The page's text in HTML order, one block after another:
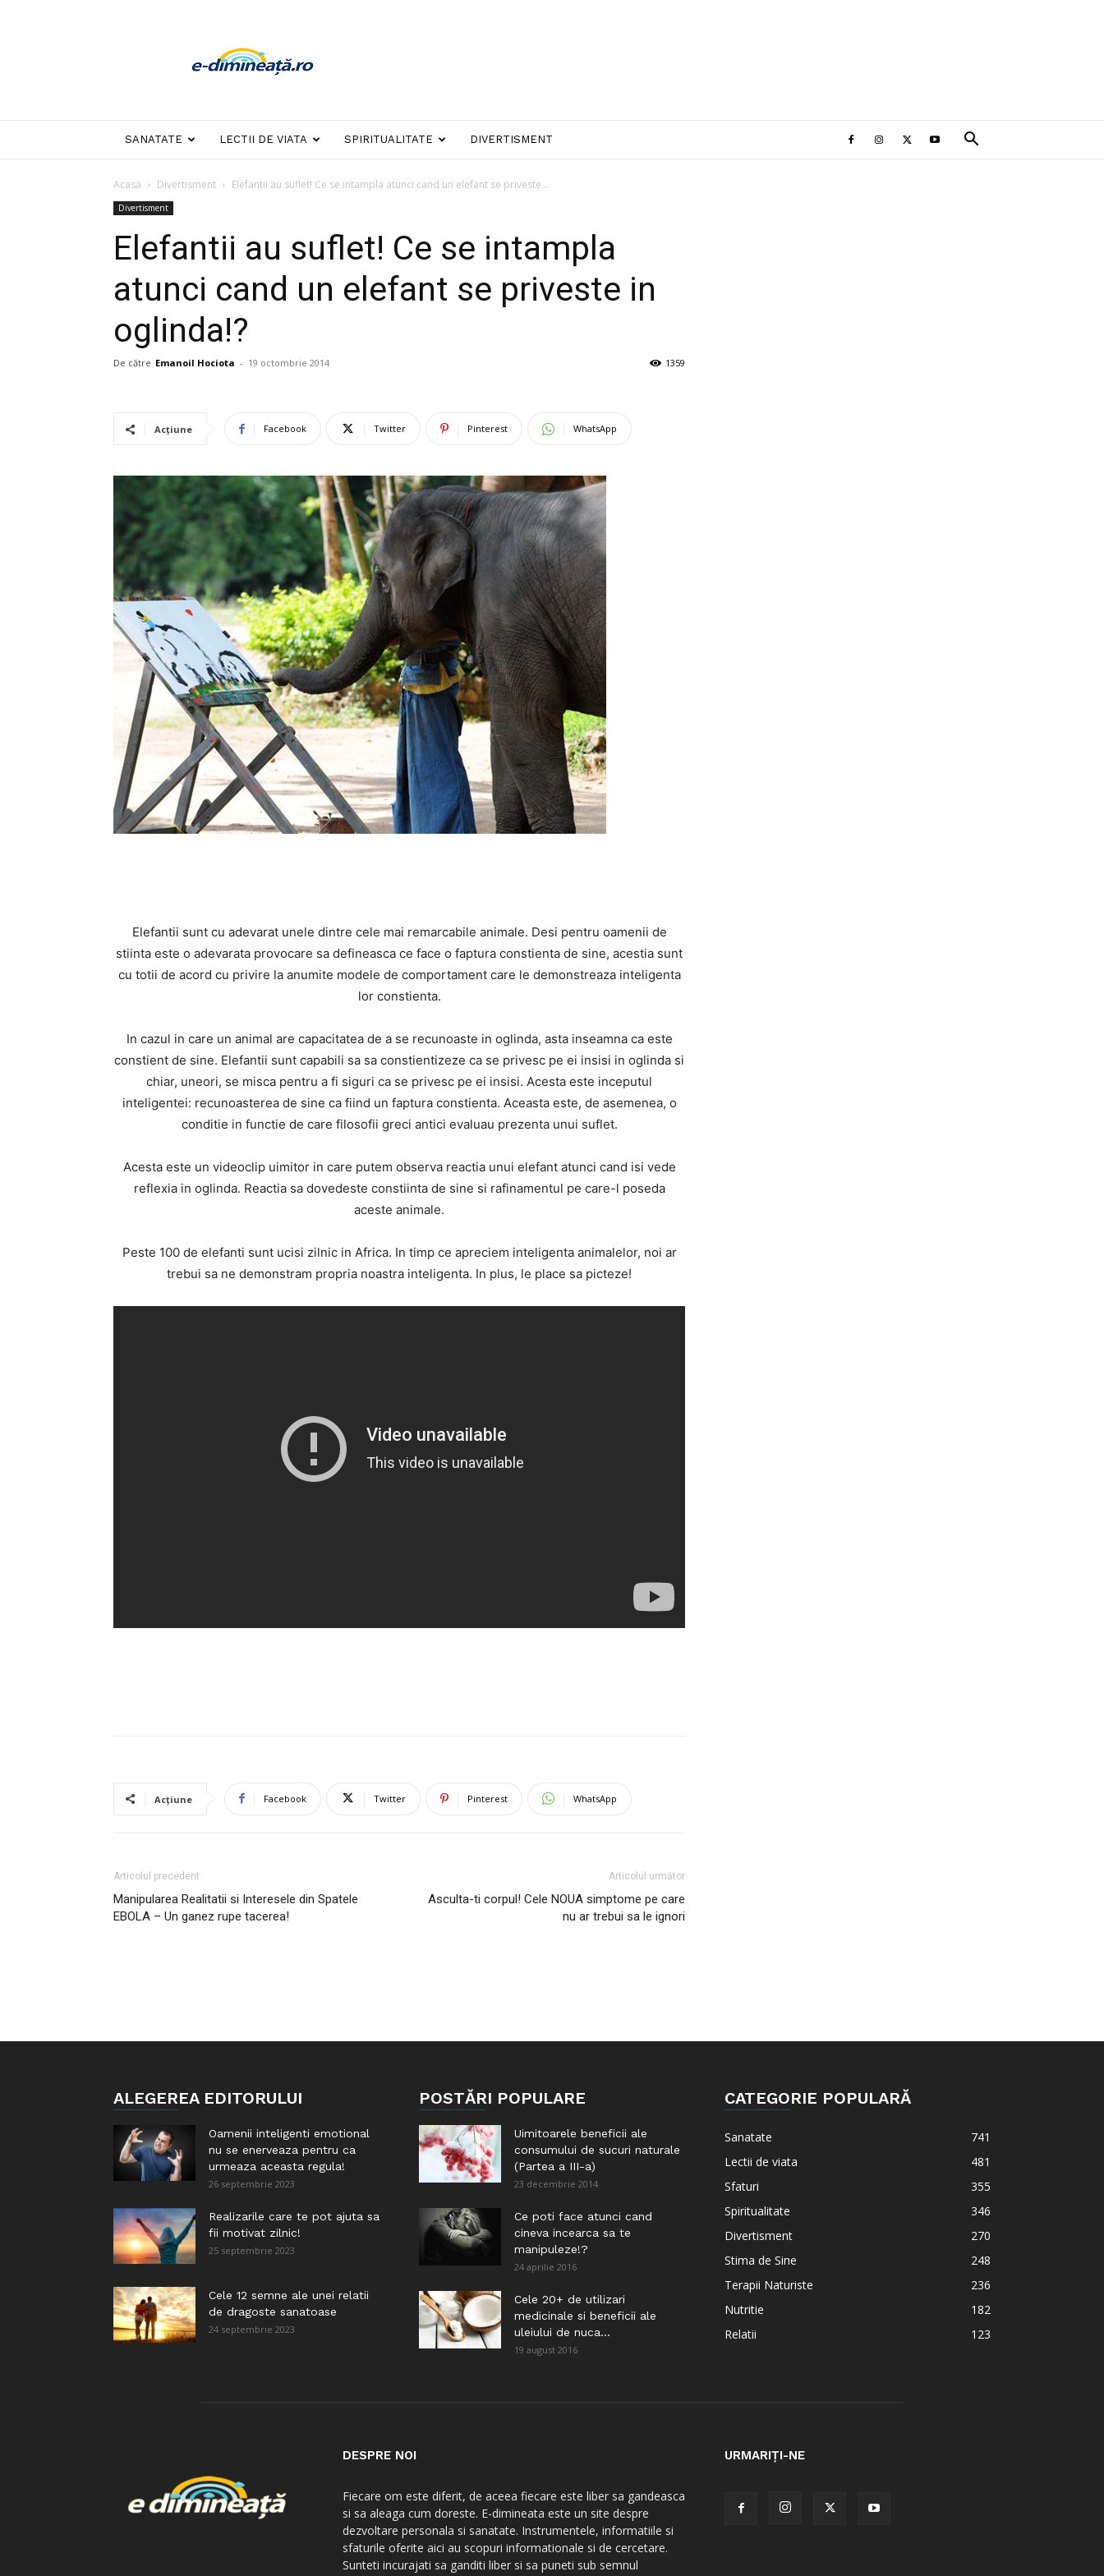
dimineata
SANATATE LECTII DE VIATA SPIRITUALITATE DIVERTISMENT
Acasă Divertisment Elefantii au suflet! Ce se intampla atunci cand un elefant se priveste...
Divertisment
Elefantii au suflet! Ce se intampla
atunci cand un elefant se priveste in
oglinda!?
De către Emanoil Hociota - 19 octombrie 2014 1359
Acțiune Facebook Twitter Pinterest WhatsApp
Elefantii sunt cu adevarat unele dintre cele mai remarcabile animale. Desi pentru oamenii de
stiinta este o adevarata provocare sa defineasca ce face o faptura constienta de sine, acestia sunt
cu totii de acord cu privire la anumite modele de comportament care le demonstreaza inteligenta
lor constienta.
In cazul in care un animal are capacitatea de a se recunoaste in oglinda, asta inseamna ca este
constient de sine. Elefantii sunt capabili sa sa constientizeze ca se privesc pe ei insisi in oglinda si
chiar, uneori, se misca pentru a fi siguri ca se privesc pe ei insisi. Acesta este inceputul
inteligentei: recunoasterea de sine ca fiind un faptura constienta. Aceasta este, de asemenea, o
conditie in functie de care filosofii greci antici evaluau prezenta unui suflet.
Acesta este un videoclip uimitor in care putem observa reactia unui elefant atunci cand isi vede
reflexia in oglinda. Reactia sa dovedeste constiinta de sine si rafinamentul pe care-l poseda
aceste animale.
Peste 100 de elefanti sunt ucisi zilnic in Africa. In timp ce apreciem inteligenta animalelor, noi ar
trebui sa ne demonstram propria noastra inteligenta. In plus, le place sa picteze!
Acțiune Facebook Twitter Pinterest WhatsApp
Articolul precedent
Manipularea Realitatii si Interesele din Spatele
EBOLA – Un ganez rupe tacerea!
Articolul următor
Asculta-ti corpul! Cele NOUA simptome pe care
nu ar trebui sa le ignori
ALEGEREA EDITORULUI
Oamenii inteligenti emotional
nu se enerveaza pentru ca
urmeaza aceasta regula!
26 septembrie 2023
Realizarile care te pot ajuta sa
fii motivat zilnic!
25 septembrie 2023
Cele 12 semne ale unei relatii
de dragoste sanatoase
24 septembrie 2023
POSTĂRI POPULARE
Uimitoarele beneficii ale
consumului de sucuri naturale
(Partea a III-a)
23 decembrie 2014
Ce poti face atunci cand
cineva incearca sa te
manipuleze!?
24 aprilie 2016
Cele 20+ de utilizari
medicinale si beneficii ale
uleiului de nuca...
19 august 2016
CATEGORIE POPULARĂ
Sanatate
741
Lectii de viata
481
Sfaturi
355
Spiritualitate
346
Divertisment
270
Stima de Sine
248
Terapii Naturiste
236
Nutritie
182
Relatii
123
DESPRE NOI
Fiecare om este diferit, de aceea fiecare este liber sa gandeasca
si sa aleaga cum doreste. E-dimineata este un site despre
dezvoltare personala si sanatate. Instrumentele, informatiile si
sfaturile oferite aici au scopuri informationale si de cercetare.
Sunteti incurajati sa ganditi liber si sa puneti sub semnul
URMARIȚI-NE